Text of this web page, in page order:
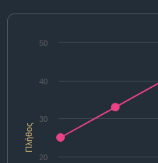
Πλήθος
20
30
40
50